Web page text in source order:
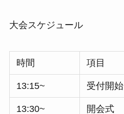
大会スケジュール
時間 項目
13:15~ 受付開始
13:30~ 開会式